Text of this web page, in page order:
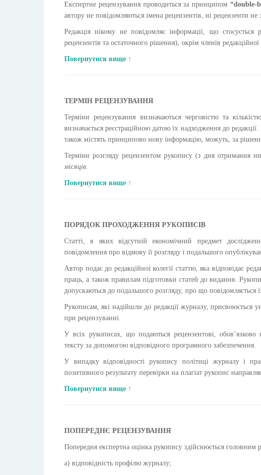
Експертне рецензування проводиться за принципом “double-
автору не повідомляються імена рецензентів, ні рецензенти не
Редакція нікому не повідомляє інформації, що
рецензентів та остаточного рішення), окрім членів
Повернутися вище ↑
ТЕРМІН РЕЦЕНЗУВАННЯ
Терміни рецензування визначаються черговістю та
визначається реєстраційною датою їх надходження до
також містять принципово нову інформацію, можуть, за
Терміни розгляду рецензентом рукопису (з дня отримання
місяців.
Повернутися вище ↑
ПОРЯДОК ПРОХОДЖЕННЯ РУКОПИСІВ
Статті, в яких відсутній економічний предмет
повідомлення про відмову її розгляду і подальшого
Автор подає до редакційної колегії статтю, яка відповідає
праць, а також правилам підготовки статей до видання.
допускаються до подальшого розгляду, про що повідомляється
Рукописам, які надійшли до редакції журналу, присвоюється
при рецензуванні.
У всіх рукописах, що подаються рецензентові, обов’язково
тексту за допомогою відповідного програмного забезпечення.
У випадку відповідності рукопису політиці журналу і
позитивного результату перевірки на плагіат рукопис
Повернутися вище ↑
ПОПЕРЕДНЄ РЕЦЕНЗУВАННЯ
Попередня експертна оцінка рукопису здійснюється головним
а) відповідність профілю журналу;